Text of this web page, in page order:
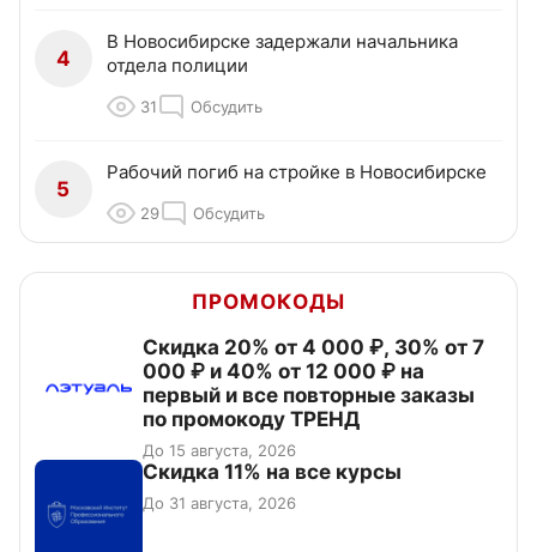
4
В Новосибирске задержали начальника
отдела полиции
31 Обсудить
5
Рабочий погиб на стройке в Новосибирске
29 Обсудить
ПРОМОКОДЫ
Скидка 20% от 4 000 ₽, 30% от 7
000 ₽ и 40% от 12 000 ₽ на
первый и все повторные заказы
по промокоду ТРЕНД
До 15 августа, 2026
Скидка 11% на все курсы
До 31 августа, 2026